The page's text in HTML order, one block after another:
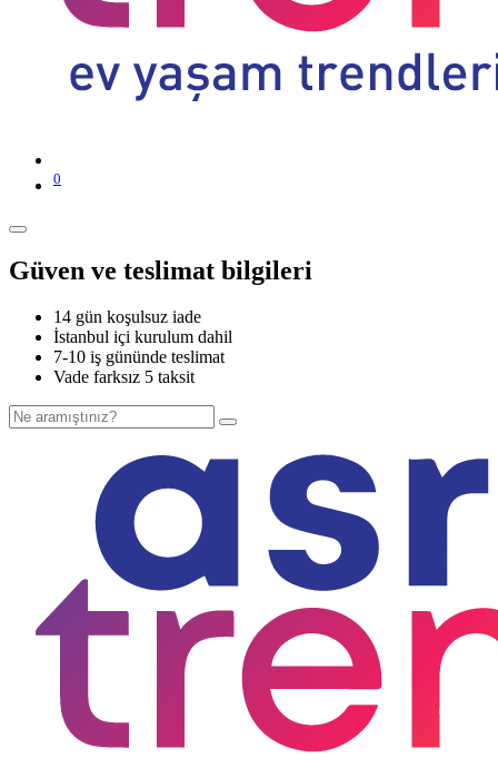
0
Güven ve teslimat bilgileri
14 gün koşulsuz iade
İstanbul içi kurulum dahil
7-10 iş gününde teslimat
Vade farksız 5 taksit